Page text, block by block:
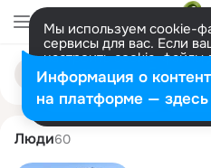
Мы используем cookie-
сервисы для вас. Если
настроить cookie-
представитель. Больше
Разрешить все
Поиск
людям
mariya strekalova
Люди60
Информация о
на платформе — здесь